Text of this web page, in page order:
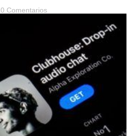
0 Comentarios